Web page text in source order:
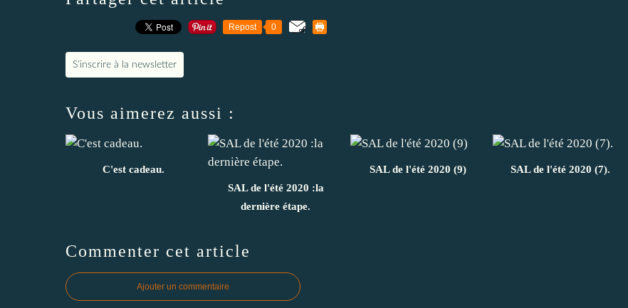
Repost 0
S'inscrire à la newsletter
Vous aimerez aussi :
C'est cadeau.
SAL de l'été 2020 :la
dernière étape.
SAL de l'été 2020 (9) SAL de l'été 2020 (7).
Commenter cet article
Ajouter un commentaire